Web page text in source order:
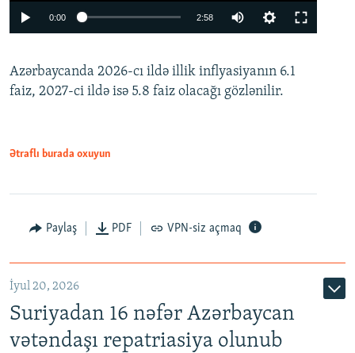
Auto
0:00 2:58
360p
480p
Azərbaycanda 2026-cı ildə illik inflyasiyanın 6.1
faiz, 2027-ci ildə isə 5.8 faiz olacağı gözlənilir.
Ətraflı burada oxuyun
Paylaş PDF VPN-siz açmaq
İyul 20, 2026
Suriyadan 16 nəfər Azərbaycan
vətəndaşı repatriasiya olunub